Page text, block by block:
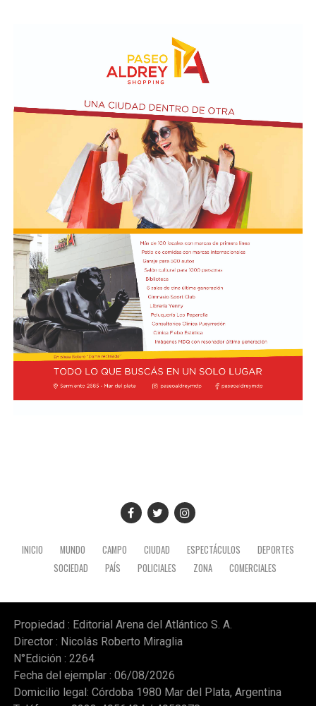
INICIO MUNDO CAMPO CIUDAD ESPECTÁCULOS
DEPORTES
SOCIEDAD
PAÍS POLICIALES ZONA COMERCIALES
Propiedad : Editorial Arena del Atlántico S. A.
Director : Nicolás Roberto Miraglia
N°Edición : 2264
Fecha del ejemplar : 06/08/2026
Domicilio legal: Córdoba 1980 Mar del Plata, Argentina